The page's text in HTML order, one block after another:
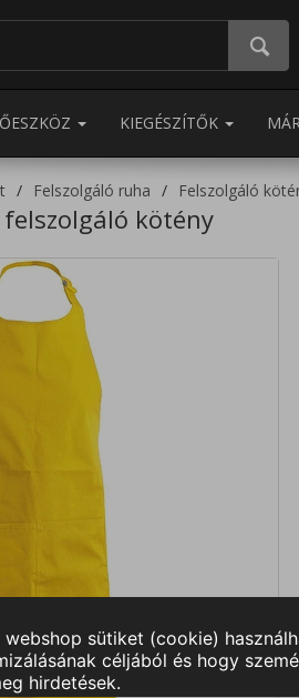
KIEGÉSZÍTŐK
Felszolgáló ruha Felszolgáló
kötény